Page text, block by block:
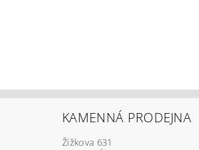
KAMENNÁ PRODEJNA
Žižkova 631